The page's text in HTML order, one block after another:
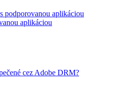
s podporovanou aplikáciou
aplikáciou
cez Adobe DRM?